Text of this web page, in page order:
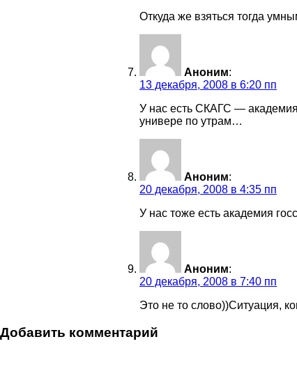
Откуда же взяться тогда
Аноним:
13 декабря, 2008 в 6:20 пп
У нас есть СКАГС — академия
универе по утрам…
Аноним:
20 декабря, 2008 в 4:35 пп
У нас тоже есть академия
Аноним:
20 декабря, 2008 в 7:40 пп
Это не то слово))Ситуация,
Добавить комментарий